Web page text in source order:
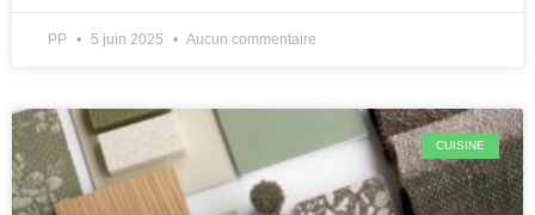
PP 5 juin 2025 Aucun commentaire
CUISINE